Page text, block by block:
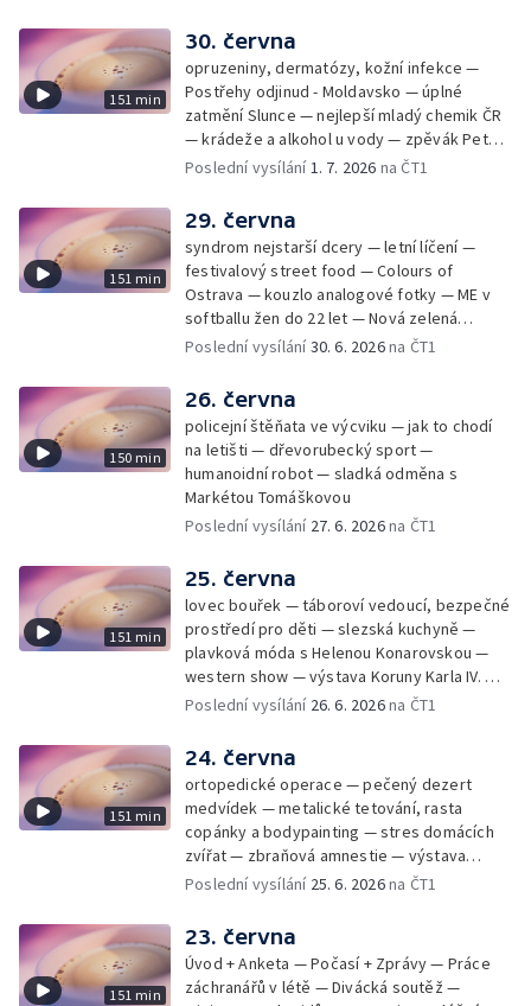
151 min
30. června
opruzeniny, dermatózy, kožní infekce —
Postřehy odjinud - Moldavsko — úplné
zatmění Slunce — nejlepší mladý chemik ČR
— krádeže a alkohol u vody — zpěvák Peter
Cmorik
Poslední vysílání1. 7. 2026 na ČT1
151 min
29. června
syndrom nejstarší dcery — letní líčení —
festivalový street food — Colours of
Ostrava — kouzlo analogové fotky — ME v
softballu žen do 22 let — Nová zelená
úsporám — Global Teacher Prize Czech
Poslední vysílání30. 6. 2026na ČT1
150 min
26. června
policejní štěňata ve výcviku — jak to chodí
na letišti — dřevorubecký sport —
humanoidní robot — sladká odměna s
Markétou Tomáškovou
Poslední vysílání 27. 6. 2026na ČT1
151 min
25. června
lovec bouřek — táboroví vedoucí, bezpečné
prostředí pro děti — slezská kuchyně —
plavková móda s Helenou Konarovskou —
western show — výstava Koruny Karla IV. —
mladý lezecký fenomén Josef Šindel
Poslední vysílání 26. 6. 2026na ČT1
151 min
24. června
ortopedické operace — pečený dezert
medvídek — metalické tetování, rasta
copánky a bodypainting — stres domácích
zvířat — zbraňová amnestie — výstava
mikrofotografií rostlin — fenomenální
Poslední vysílání 25. 6. 2026na ČT1
151 min
23. června
Úvod + Anketa — Počasí + Zprávy — Práce
záchranářů v létě — Divácká soutěž —